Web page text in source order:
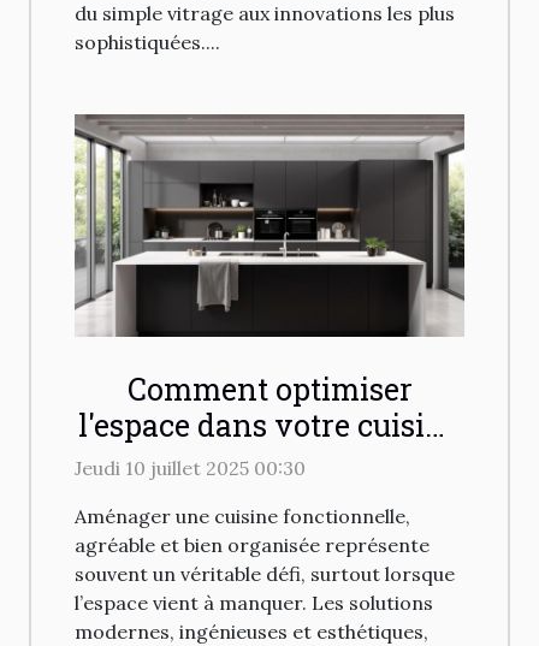
du simple vitrage aux innovations les plus
sophistiquées....
Comment optimiser
l'espace dans votre cuisine
avec des solutions
Jeudi 10 juillet 2025 00:30
Aménager une cuisine fonctionnelle,
agréable et bien organisée représente
souvent un véritable défi, surtout lorsque
l’espace vient à manquer. Les solutions
modernes, ingénieuses et esthétiques,